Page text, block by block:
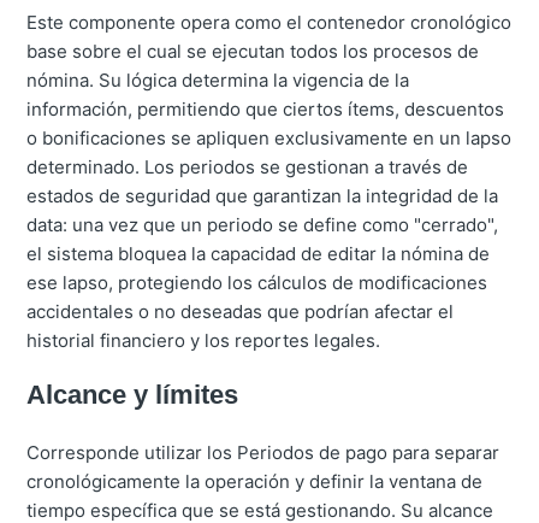
Este componente opera como el contenedor cronológico
base sobre el cual se ejecutan todos los procesos de
nómina. Su lógica determina la vigencia de la
información, permitiendo que ciertos ítems, descuentos
o bonificaciones se apliquen exclusivamente en un lapso
determinado. Los periodos se gestionan a través de
estados de seguridad que garantizan la integridad de la
data: una vez que un periodo se define como "cerrado",
el sistema bloquea la capacidad de editar la nómina de
ese lapso, protegiendo los cálculos de modificaciones
accidentales o no deseadas que podrían afectar el
historial financiero y los reportes legales.
Alcance y límites
Corresponde utilizar los Periodos de pago para separar
cronológicamente la operación y definir la ventana de
tiempo específica que se está gestionando. Su alcance